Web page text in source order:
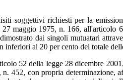
soggettivi richiesti per la
maggio 1975, n. 166, all'articolo
dai singoli mutuatari
inferiori al 20 per cento del totale
52 della legge 28 dicembre
n. 452, con propria determinazione,